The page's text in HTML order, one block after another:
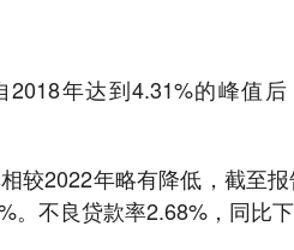
年达到4.31%的峰值
较2022年略有降低，截至
。不良贷款率2.68%，同比